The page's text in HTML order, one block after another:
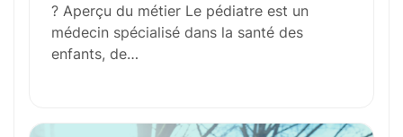
Outils et Technologies ️
Formation et Qualifications
? Aperçu du métier Le pédiatre est un
médecin spécialisé dans la santé des
enfants, de…